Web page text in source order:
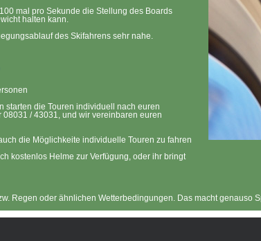
mal pro Sekunde die Stellung des Boards
halten kann.
des Skifahrens sehr nahe.
starten die Touren individuell nach euren
/ 43031, und wir vereinbaren euren
die Möglichkeite individuelle Touren zu fahren
kostenlos Helme zur Verfügung, oder ihr bringt
Regen oder ähnlichen Wetterbedingungen. Das macht genauso